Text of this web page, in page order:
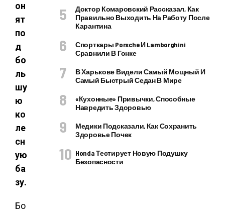
он
ят
по
д
бо
ль
шу
ю
ко
ле
сн
ую
ба
зу.
Бо
Доктор Комаровский Рассказал, Как
Правильно Выходить На Работу После
Карантина
Спорткары Porsche И Lamborghini
Сравнили В Гонке
В Харькове Видели Самый Мощный И
Самый Быстрый Седан В Мире
«Кухонные» Привычки, Способные
Навредить Здоровью
Медики Подсказали, Как Сохранить
Здоровье Почек
Honda Тестирует Новую Подушку
Безопасности